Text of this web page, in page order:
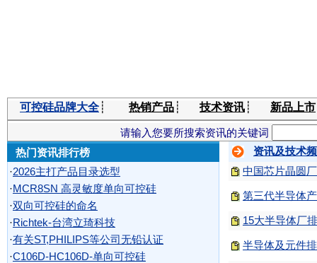
可控硅品牌大全 ┊ 热销产品 ┊ 技术资讯 ┊ 新品上市
请输入您要所搜索资讯的关键词
热门资讯排行榜
·2026主打产品目录选型
·MCR8SN 高灵敏度单向可控硅
·双向可控硅的命名
·Richtek-台湾立琦科技
·有关ST,PHILIPS等公司无铅认证
·C106D-HC106D-单向可控硅
资讯及技术
中国芯片晶圆厂
第三代半导体
15大半导体厂
半导体及元件